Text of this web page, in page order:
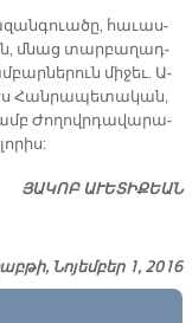
հա­ւաս­
մնաց տար­բա­ղադ­
մի­ջեւ. Ա­
Հան­րա­պե­տա­կան,
Ժո­ղովր­դա­վա­րա­
ՅԱԿՈԲ ԱՒԵՏԻՔԵԱՆ
Նոյեմբեր 1, 2016